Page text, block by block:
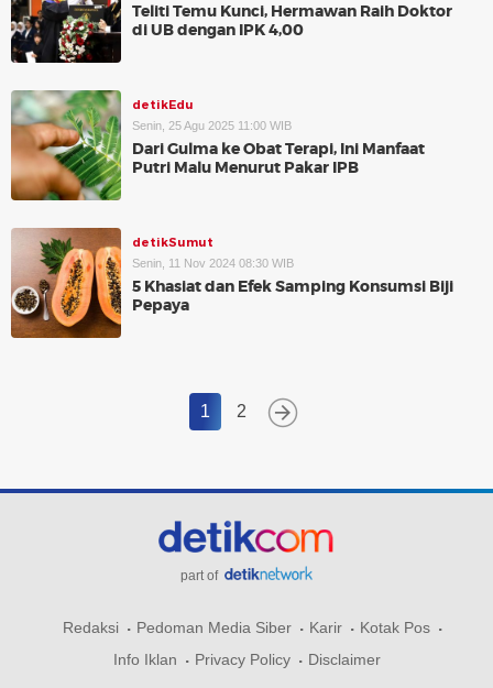
Teliti Temu Kunci, Hermawan Raih Doktor
di UB dengan IPK 4,00
detikEdu
Senin, 25 Agu 2025 11:00 WIB
Dari Gulma ke Obat Terapi, Ini Manfaat
Putri Malu Menurut Pakar IPB
detikSumut
Senin, 11 Nov 2024 08:30 WIB
5 Khasiat dan Efek Samping Konsumsi Biji
Pepaya
1 2
part of
Redaksi Pedoman Media Siber Karir
Kotak Pos
Info Iklan
Privacy Policy Disclaimer